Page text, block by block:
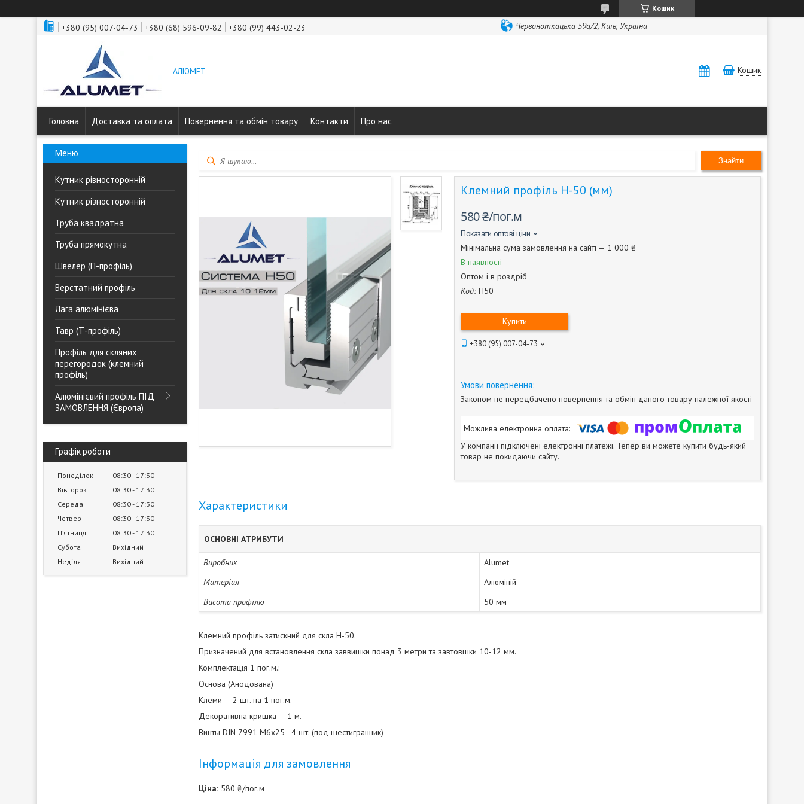
Кошик
+380 (95) 007-04-73 +380 (68) 596-09-82 +380 (99) 443-02-23 Червоноткацька 59а/2, Київ, Україна
АЛЮМЕТ Кошик
Головна Доставка та оплата Повернення та обмін товару Контакти Про нас
Кутник рівносторонній
Кутник різносторонній
Труба квадратна
Труба прямокутна
Швелер (П-профіль)
Верстатний профіль
Лага алюмінієва
Тавр (Т-профіль)
Профіль для скляних
перегородок (клемний
профіль)
Алюмінієвий профіль ПІД
ЗАМОВЛЕННЯ (Європа)
Графік роботи
Понеділок 08:30 17:30
Вівторок
08:30 17:30
Середа
08:30 17:30
Четвер
08:30 17:30
Пʼятниця
08:30 17:30
Субота
Вихідний
Неділя
Вихідний
Знайти
Клемний профіль Н-50 (мм)
580 ₴/пог.м
Показати оптові ціни
Мінімальна сума замовлення на сайті — 1 000 ₴
В наявності
Оптом і в роздріб
Код: Н50
Купити
+380 (95) 007-04-73
Законом не передбачено повернення та обмін даного товару належної якості
У компанії підключені електронні платежі. Тепер ви можете купити будь-який
товар не покидаючи сайту.
Характеристики
ОСНОВНІ АТРИБУТИ
Виробник
Alumet
Матеріал
Алюміній
Висота профілю
50 мм
Клемний профіль затискний для скла Н-50.
Призначений для встановлення скла заввишки понад 3 метри та завтовшки 10-12 мм.
Комплектація 1 пог.м.:
Основа (Анодована)
Клеми — 2 шт. на 1 пог.м.
Декоративна кришка — 1 м.
Винты DIN 7991 M6x25 - 4 шт. (под шестигранник)
Інформація для замовлення
Ціна: 580 ₴/пог.м